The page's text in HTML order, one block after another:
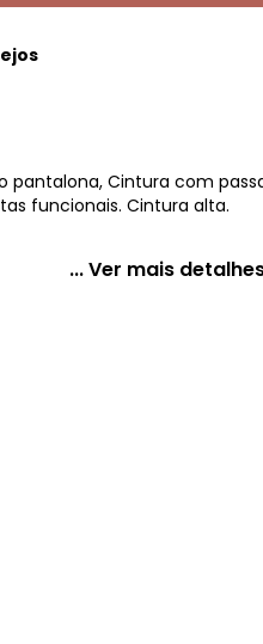
Bolsos Jeans Escuro
pantalona, Cintura com
funcionais. Cintura alta.
... Ver mais